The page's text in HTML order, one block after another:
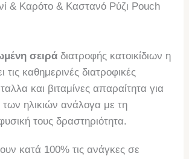
& Καρότο & Καστανό Ρύζι Pouch
σειρά διατροφής κατοικίδιων η
τις καθημερινές διατροφικές
και βιταμίνες απαραίτητα για
ηλικιών ανάλογα με τη
τους δραστηριότητα.
κατά 100% τις ανάγκες σε